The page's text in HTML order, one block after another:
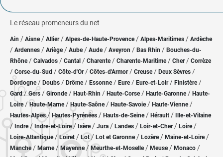
Le réseau promeneurs du net
Ain / Aisne/ Allier/ Alpes-de-Haute-Provence / Alpes-Maritimes / Ardèche
/ Ardennes / Ariège/ Aube/ Aude / Aveyron / Bas Rhin / Bouches-du-
Rhône/ Calvados / Cantal / Charente / Charente-Maritime/ Cher / Corrèze
/ Corse-du-Sud / Côte-d'Or / Côtes-d'Armor/ Creuse/ Deux Sèvres /
Dordogne/ Doubs / Drôme/ Essonne / Eure/ Eure-et-Loir / Finistère/
Gard/Gers / Gironde/ Haut-Rhin / Haute-Corse/ Haute-Garonne/ Haute-
Loire/Haute-Marne/ Haute-Saône/ Haute-Savoie/ Haute-Vienne/
Hautes-Alpes/ Hautes-Pyrénées / Hauts-de-Seine/ Hérault / Ille-et-Vilaine
/ Indre/ Indre-et-Loire/ Isère/ Jura / Landes / Loir-et-Cher/ Loire/
Loire-Atlantique/ Loiret / Lot/ Lot et Garonne/ Lozère / Maine-et-Loire/
Manche/ Marne/ Mayenne/ Meurthe-et-Moselle/ Meuse/ Monaco /